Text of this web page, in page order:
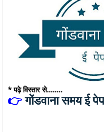
* पढ़े विस्तार से........
👉गोंडवाना समय ई